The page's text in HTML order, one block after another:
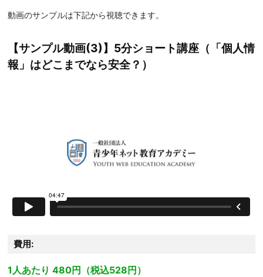
動画のサンプルは下記から視聴できます。
【サンプル動画(3)】5分ショート講座（「個人情
報」はどこまでなら安全？）
費用:
1人あたり 480円（税込528円）